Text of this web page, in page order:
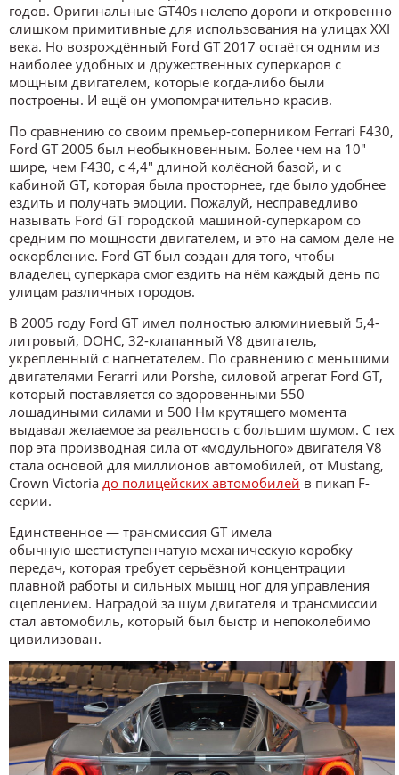
годов. Оригинальные GT40s нелепо дороги и откровенно
слишком примитивные для использования на улицах XXI
века. Но возрождённый Ford GT 2017 остаётся одним из
наиболее удобных и дружественных суперкаров с
мощным двигателем, которые когда-либо были
построены. И ещё он умопомрачительно красив.
По сравнению со своим премьер-соперником Ferrari F430,
Ford GT 2005 был необыкновенным. Более чем на 10″
шире, чем F430, с 4,4″ длиной колёсной базой, и с
кабиной GT, которая была просторнее, где было удобнее
ездить и получать эмоции. Пожалуй, несправедливо
называть Ford GT городской машиной-суперкаром со
средним по мощности двигателем, и это на самом деле не
оскорбление. Ford GT был создан для того, чтобы
владелец суперкара смог ездить на нём каждый день по
улицам различных городов.
В 2005 году Ford GT имел полностью алюминиевый 5,4-
литровый, DOHC, 32-клапанный V8 двигатель,
укреплённый с нагнетателем. По сравнению с меньшими
двигателями Ferarri или Porshe, силовой агрегат Ford GT,
который поставляется со здоровенными 550
лошадиными силами и 500 Нм крутящего момента
выдавал желаемое за реальность с большим шумом. С тех
пор эта производная сила от «модульного» двигателя V8
стала основой для миллионов автомобилей, от Mustang,
Crown Victoria до полицейских автомобилей в пикап F-
серии.
Единственное — трансмиссия GT имела
обычную шестиступенчатую механическую коробку
передач, которая требует серьёзной концентрации
плавной работы и сильных мышц ног для управления
сцеплением. Наградой за шум двигателя и трансмиссии
стал автомобиль, который был быстр и непоколебимо
цивилизован.